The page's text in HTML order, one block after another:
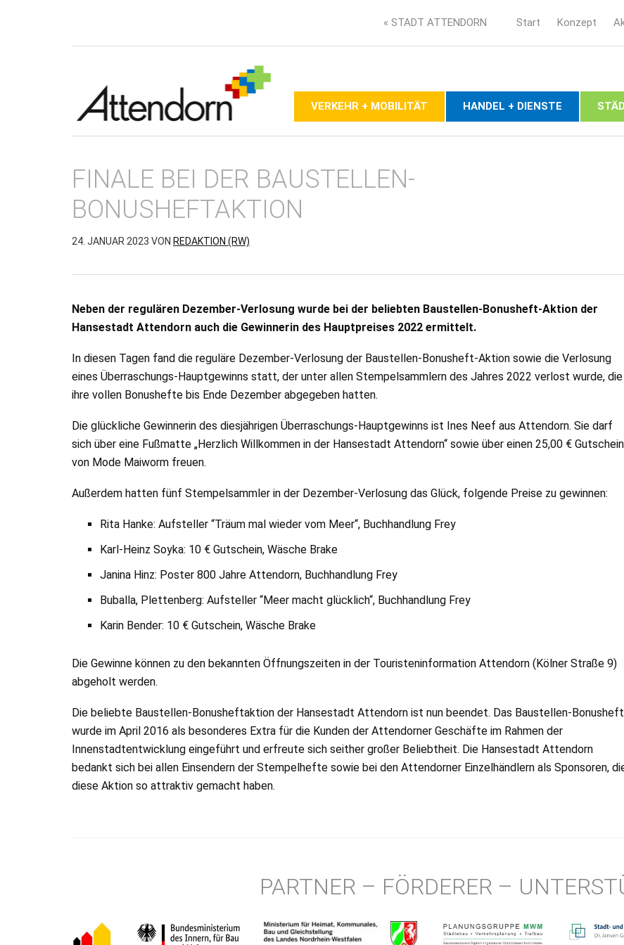
« STADT ATTENDORN Start Konzept
VERKEHR + MOBILITÄT HANDEL + DIENSTE
FINALE BEI DER BAUSTELLEN-
BONUSHEFTAKTION
24. JANUAR 2023 VON REDAKTION (RW)
Neben der regulären Dezember-Verlosung wurde bei der beliebten Baustellen-Bonusheft-Aktion der
Hansestadt Attendorn auch die Gewinnerin des Hauptpreises 2022 ermittelt.
In diesen Tagen fand die reguläre Dezember-Verlosung der Baustellen-Bonusheft-Aktion sowie die Verlosung
eines Überraschungs-Hauptgewinns statt, der unter allen Stempelsammlern des Jahres 2022 verlost wurde, die
ihre vollen Bonushefte bis Ende Dezember abgegeben hatten.
Die glückliche Gewinnerin des diesjährigen Überraschungs-Hauptgewinns ist Ines Neef aus Attendorn. Sie darf
sich über eine Fußmatte „Herzlich Willkommen in der Hansestadt Attendorn“ sowie über einen 25,00 € Gutschein
von Mode Maiworm freuen.
Außerdem hatten fünf Stempelsammler in der Dezember-Verlosung das Glück, folgende Preise zu gewinnen:
Rita Hanke: Aufsteller “Träum mal wieder vom Meer“, Buchhandlung Frey
Karl-Heinz Soyka: 10 € Gutschein, Wäsche Brake
Janina Hinz: Poster 800 Jahre Attendorn, Buchhandlung Frey
Buballa, Plettenberg: Aufsteller “Meer macht glücklich“, Buchhandlung Frey
Karin Bender: 10 € Gutschein, Wäsche Brake
Die Gewinne können zu den bekannten Öffnungszeiten in der Touristeninformation Attendorn (Kölner Straße 9)
abgeholt werden.
Die beliebte Baustellen-Bonusheftaktion der Hansestadt Attendorn ist nun beendet. Das Baustellen-Bonusheft
wurde im April 2016 als besonderes Extra für die Kunden der Attendorner Geschäfte im Rahmen der
Innenstadtentwicklung eingeführt und erfreute sich seither großer Beliebtheit. Die Hansestadt Attendorn
bedankt sich bei allen Einsendern der Stempelhefte sowie bei den Attendorner Einzelhändlern als Sponsoren,
diese Aktion so attraktiv gemacht haben.
PARTNER – FÖRDERER –